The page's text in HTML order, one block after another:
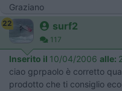
Graziano
22 surf2
117
Inserito il 10/04/2006 alle:
ciao gprpaolo è corretto
prodotto che ti consiglio